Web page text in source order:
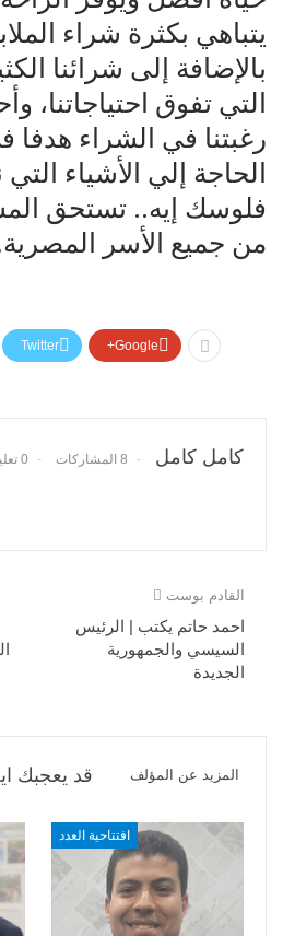
يتباهي بكثرة شراء
بالإضافة إلى شرائنا
التي تفوق احتياجاتنا،
رغبتنا في الشراء هدفا
الحاجة إلي الأشياء
فلوسك إيه.. تستحق
من جميع الأسر
Twitter Google+
كامل كامل 8 المشاركات 0 تعليقات
القادم بوست
احمد حاتم يكتب | الرئيس
السيسي والجمهورية
الجديدة
قد يعجبك المزيد عن المؤلف
افتتاحية العدد